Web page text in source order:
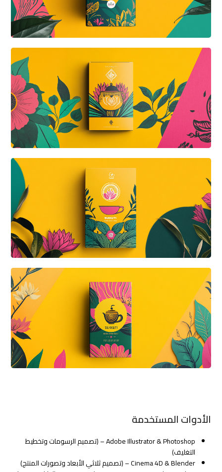
الأدوات المستخدمة
Adobe Illustrator & Photoshop – (تصميم الرسومات وتخطيط
التغليف)
Cinema 4D & Blender – (تصميم ثلاثي الأبعاد وتصورات المنتج)